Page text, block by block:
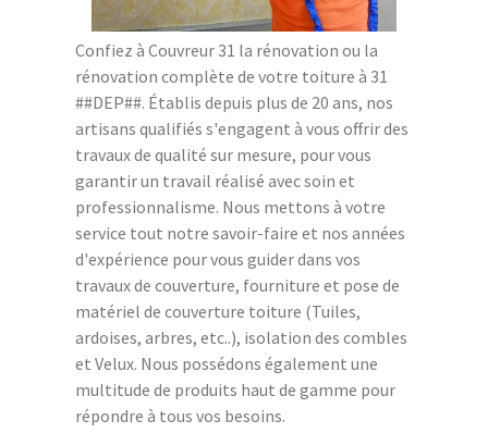
Confiez à Couvreur 31 la rénovation ou la
rénovation complète de votre toiture à 31
##DEP##. Établis depuis plus de 20 ans, nos
artisans qualifiés s'engagent à vous offrir des
travaux de qualité sur mesure, pour vous
garantir un travail réalisé avec soin et
professionnalisme. Nous mettons à votre
service tout notre savoir-faire et nos années
d'expérience pour vous guider dans vos
travaux de couverture, fourniture et pose de
matériel de couverture toiture (Tuiles,
ardoises, arbres, etc..), isolation des combles
et Velux. Nous possédons également une
multitude de produits haut de gamme pour
répondre à tous vos besoins.